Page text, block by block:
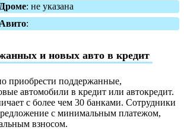
: не указана
:
и новых авто в кредит
приобрести поддержанные,
автомобили в кредит или автокредит.
с более чем 30 банками. Сотрудники
с минимальным платежом,
взносом.